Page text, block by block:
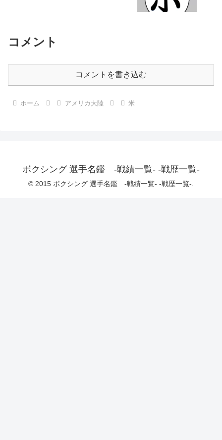
コメント
コメントを書き込む
ホーム アメリカ大陸 米
ボクシング 選手名鑑 -戦績一覧- -戦歴一覧-
© 2015 ボクシング 選手名鑑 -戦績一覧- -戦歴一覧-.